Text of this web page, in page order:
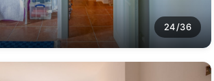
24/36